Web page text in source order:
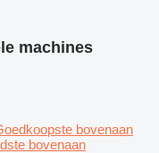
machines
bovenaan
bovenaan